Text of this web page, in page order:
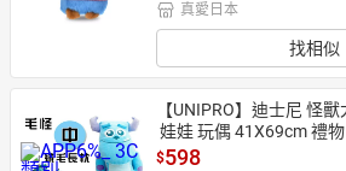
真愛日本
找相似
【UNIPRO】迪士尼 怪
娃娃 玩偶 41X69cm 禮物
$598